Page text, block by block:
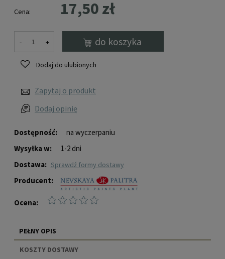
Dostępność:
na wyczerpaniu
Wysyłka w:
1-2 dni
Dostawa:
sprawdź formy dostawy
Producent:
Ocena:
Cena: 17,50 zł
- + do koszyka
Dodaj do ulubionych
Zapytaj o produkt
Dodaj opinię
PEŁNY OPIS
KOSZTY DOSTAWY